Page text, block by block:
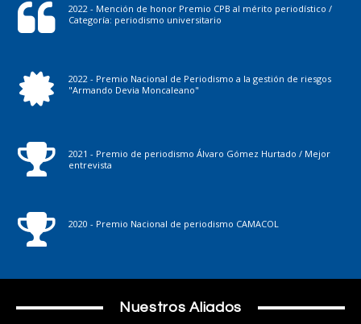
2022 - Mención de honor Premio CPB al mérito periodístico /
Categoría: periodismo universitario
2022 - Premio Nacional de Periodismo a la gestión de riesgos
"Armando Devia Moncaleano"
2021 - Premio de periodismo Álvaro Gómez Hurtado / Mejor
entrevista
2020 - Premio Nacional de periodismo CAMACOL
Nuestros Aliados